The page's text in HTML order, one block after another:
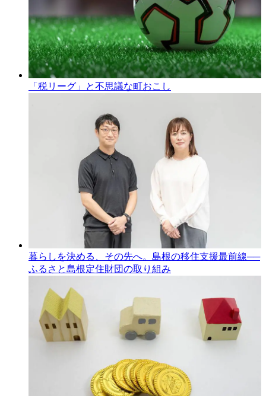
「税リーグ」と不思議な町おこし
暮らしを決める、その先へ。島根の移住支援最前線──
ふるさと島根定住財団の取り組み